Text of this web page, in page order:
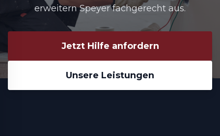
erweitern Speyer fachgerecht aus.
Jetzt Hilfe anfordern
Unsere Leistungen